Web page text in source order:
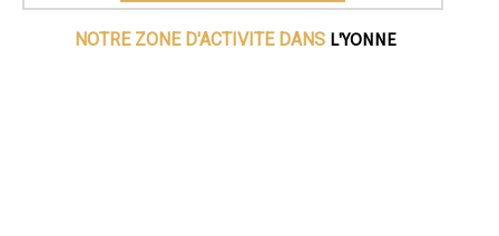
NOTRE ZONE D'ACTIVITE DANS L'YONNE